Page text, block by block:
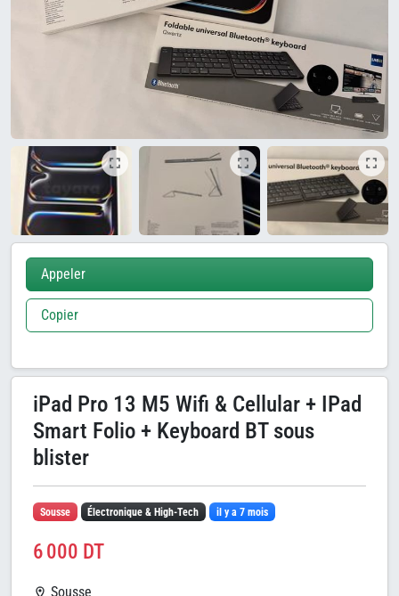
Appeler
Copier
iPad Pro 13 M5 Wifi & Cellular + IPad
Smart Folio + Keyboard BT sous
blister
Sousse Électronique & High-Tech il y a 7 mois
6 000 DT
Sousse